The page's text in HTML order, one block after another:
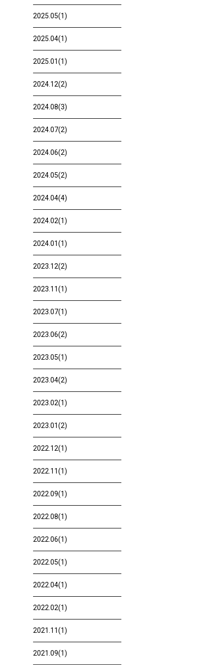
2025.05(1)
2025.04(1)
2025.01(1)
2024.12(2)
2024.08(3)
2024.07(2)
2024.06(2)
2024.05(2)
2024.04(4)
2024.02(1)
2024.01(1)
2023.12(2)
2023.11(1)
2023.07(1)
2023.06(2)
2023.05(1)
2023.04(2)
2023.02(1)
2023.01(2)
2022.12(1)
2022.11(1)
2022.09(1)
2022.08(1)
2022.06(1)
2022.05(1)
2022.04(1)
2022.02(1)
2021.11(1)
2021.09(1)